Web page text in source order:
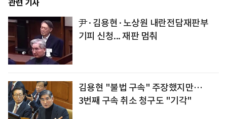
관련 기사
尹·김용현·노상원 내란전담재판부
기피 신청... 재판 멈춰
김용현 "불법 구속" 주장했지만…
3번째 구속 취소 청구도 "기각"